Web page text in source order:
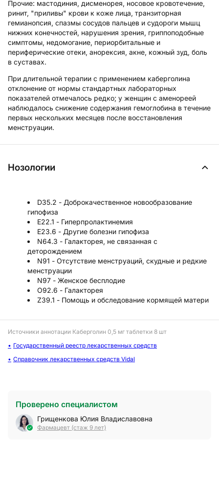
Прочие: мастодиния, дисменорея, носовое кровотечение,
ринит, "приливы" крови к коже лица, транзиторная
гемианопсия, спазмы сосудов пальцев и судороги мышц
нижних конечностей, нарушения зрения, гриппоподобные
симптомы, недомогание, периорбитальные и
периферические отеки, анорексия, акне, кожный зуд, боль
в суставах.
При длительной терапии с применением каберголина
отклонение от нормы стандартных лабораторных
показателей отмечалось редко; у женщин с аменореей
наблюдалось снижение содержания гемоглобина в течение
первых нескольких месяцев после восстановления
менструации.
Нозологии
D35.2 - Доброкачественное новообразование
гипофиза
E22.1 - Гиперпролактинемия
E23.6 - Другие болезни гипофиза
N64.3 - Галакторея, не связанная с
деторождением
N91 - Отсутствие менструаций, скудные и редкие
менструации
N97 - Женское бесплодие
O92.6 - Галакторея
Z39.1 - Помощь и обследование кормящей матери
Источники аннотации Каберголин 0,5 мг таблетки 8 шт
Государственный реестр лекарственных средств
Справочник лекарственных средств Vidal
Проверено специалистом
Грищенкова Юлия Владиславовна
Фармацевт (стаж 9 лет)